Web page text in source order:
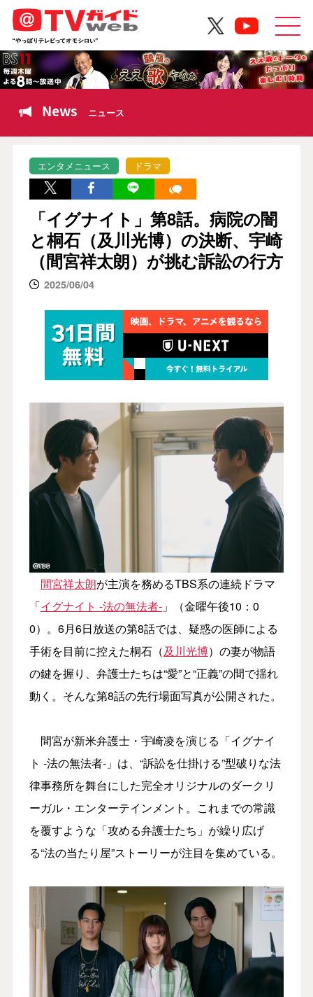
News ニュース
エンタメニュース ドラマ
「イグナイト」第8話。病院の闇
と桐石（及川光博）の決断、宇崎
（間宮祥太朗）が挑む訴訟の行方
2025/06/04
間宮祥太朗が主演を務めるTBS系の連続ドラマ
「イグナイト -法の無法者-」（金曜午後10：0
0）。6月6日放送の第8話では、疑惑の医師による
手術を目前に控えた桐石（及川光博）の妻が物語
の鍵を握り、弁護士たちは“愛”と“正義”の間で揺れ
動く。そんな第8話の先行場面写真が公開された。
間宮が新米弁護士・宇崎凌を演じる「イグナイ
ト -法の無法者-」は、“訴訟を仕掛ける”型破りな法
律事務所を舞台にした完全オリジナルのダークリ
ーガル・エンターテインメント。これまでの常識
を覆すような「攻める弁護士たち」が繰り広げ
る“法の当たり屋”ストーリーが注目を集めている。